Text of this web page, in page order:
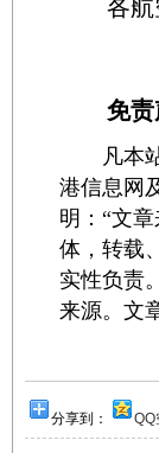
各航空
免责
凡本站
港信息网
明：“文
体，转载
实性负责
来源。文
分享到： QQ